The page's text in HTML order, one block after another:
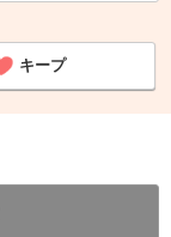
キープ